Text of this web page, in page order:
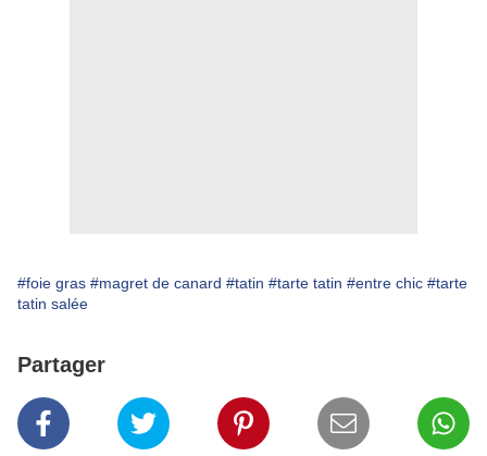
#foie gras #magret de canard #tatin #tarte tatin #entre chic #tarte
tatin salée
Partager